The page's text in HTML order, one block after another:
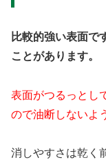
比較的強い表面で
ことがあります。
表面がつるっとし
ので油断しないよ
消しやすさは乾く